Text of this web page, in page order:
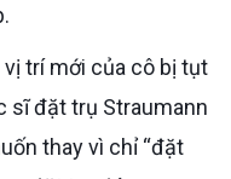
sĩ đặt trụ Straumann
thay vì chỉ “đặt